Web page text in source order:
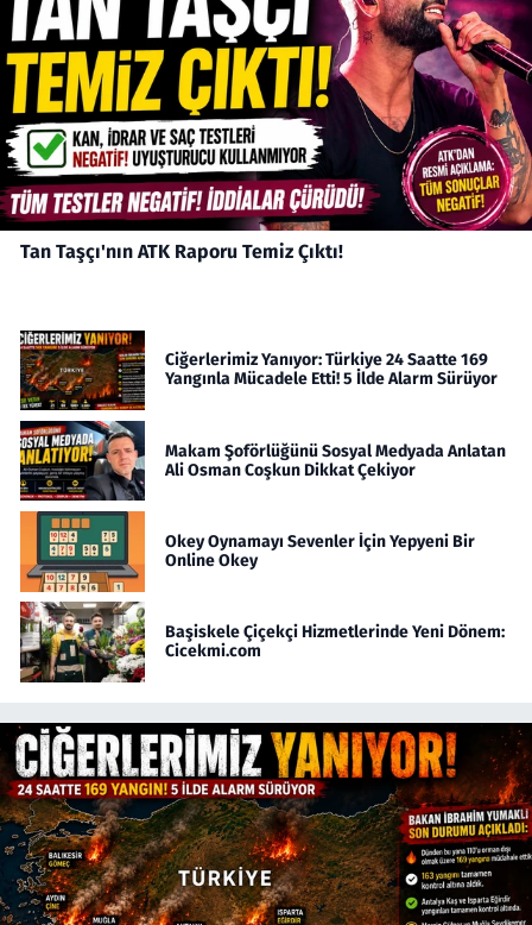
Tan Taşçı'nın ATK Raporu Temiz Çıktı!
Ciğerlerimiz Yanıyor: Türkiye 24 Saatte 169
Yangınla Mücadele Etti! 5 İlde Alarm Sürüyor
Makam Şoförlüğünü Sosyal Medyada Anlatan
Ali Osman Coşkun Dikkat Çekiyor
Okey Oynamayı Sevenler İçin Yepyeni Bir
Online Okey
Başiskele Çiçekçi Hizmetlerinde Yeni Dönem:
Cicekmi.com